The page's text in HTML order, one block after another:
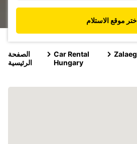
موقع الاستلام
الصفحة
الرئيسية
Car Rental
Hungary